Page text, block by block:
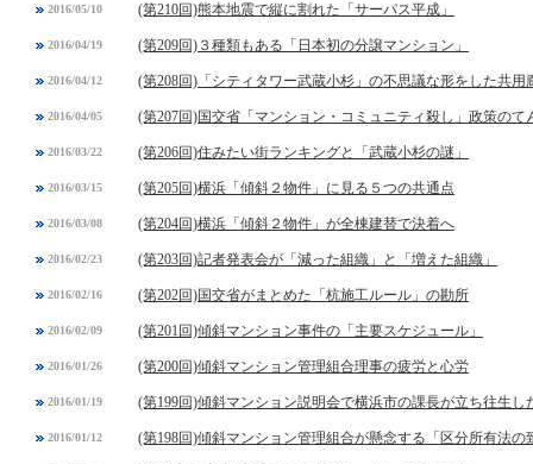
2016/05/10 (第210回)熊本地震で縦に割れた「サーパス平成」
2016/04/19 (第209回)３種類もある「日本初の分譲マンション」
2016/04/12 (第208回)「シティタワー武蔵小杉」の不思議な形をした共用
2016/04/05 (第207回)国交省「マンション・コミュニティ殺し」政策のて
2016/03/22 (第206回)住みたい街ランキングと「武蔵小杉の謎」
2016/03/15 (第205回)横浜「傾斜２物件」に見る５つの共通点
2016/03/08 (第204回)横浜「傾斜２物件」が全棟建替で決着へ
2016/02/23 (第203回)記者発表会が「減った組織」と「増えた組織」
2016/02/16 (第202回)国交省がまとめた「杭施工ルール」の勘所
2016/02/09 (第201回)傾斜マンション事件の「主要スケジュール」
2016/01/26 (第200回)傾斜マンション管理組合理事の疲労と心労
2016/01/19 (第199回)傾斜マンション説明会で横浜市の課長が立ち往生し
2016/01/12 (第198回)傾斜マンション管理組合が懸念する「区分所有法の